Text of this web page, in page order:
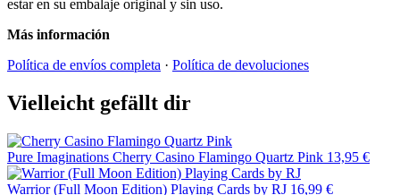
estar en su embalaje original y sin uso.
Más información
Política de envíos completa · Política de devoluciones
Vielleicht gefällt dir
Pure Imaginations Cherry Casino Flamingo Quartz Pink 13,95 €
Warrior (Full Moon Edition) Playing Cards by RJ 16,99 €